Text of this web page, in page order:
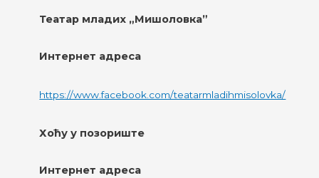
Театар младих „Мишоловка”
Интернет адреса
https://www.facebook.com/teatarmladihmisolovka/
Хоћу у позориште
Интернет адреса